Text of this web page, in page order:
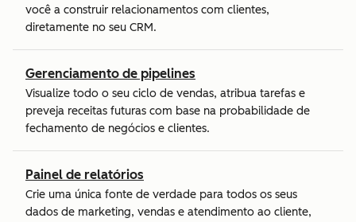
você a construir relacionamentos com clientes,
diretamente no seu CRM.
Gerenciamento de pipelines
Visualize todo o seu ciclo de vendas, atribua tarefas e
preveja receitas futuras com base na probabilidade de
fechamento de negócios e clientes.
Painel de relatórios
Crie uma única fonte de verdade para todos os seus
dados de marketing, vendas e atendimento ao cliente,